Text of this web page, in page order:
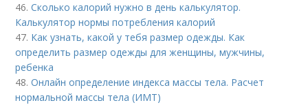
46.Сколько калорий нужно в день калькулятор.
Калькулятор нормы потребления калорий
47. Как узнать, какой у тебя размер одежды. Как
определить размер одежды для женщины, мужчины,
ребенка
48.Онлайн определение индекса массы тела. Расчет
нормальной массы тела (ИМТ)